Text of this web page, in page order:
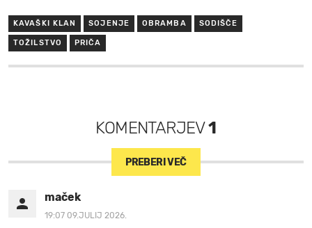
KAVAŠKI KLAN SOJENJE OBRAMBA SODIŠČE
TOŽILSTVO PRIČA
KOMENTARJEV1
PREBERI VEČ
maček
19:07 09.JULIJ 2026.